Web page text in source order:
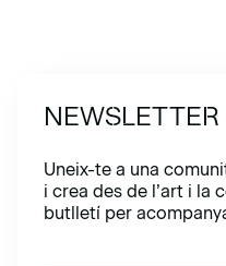
NEWSLETTER
Uneix-te a una
i crea des de l’art i la
butlletí per